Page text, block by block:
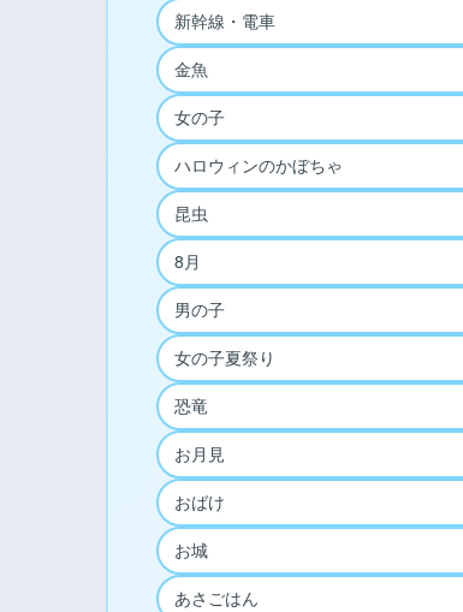
新幹線・電車
金魚
女の子
ハロウィンのかぼちゃ
昆虫
8月
男の子
女の子夏祭り
恐竜
お月見
おばけ
お城
あさごはん